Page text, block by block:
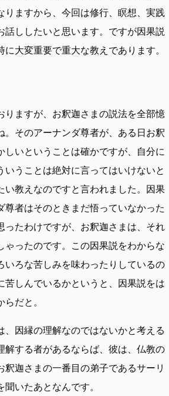
ますから、今回は修行、瞑想、実践
ししたいと思います。ですが因果説
大変重要で重大な教えであります。
ますが、お釈迦さまの説法を全部憶
そのアーナンダ尊者が、ある日お釈
いということは確かですが、自分に
うことは絶対に言ってはいけないと
教えなのですと言われました。因果
者はそのときまだ悟っていなかった
たわけですが、お釈迦さまは、それ
ったのです。この因果説をわからな
ろな苦しみを味わったりしているの
しんでいるかというと、因果説をは
だと。
因縁の理解なのではないかと考える
する者があるならば、彼は、仏教の
迦さまの一番目の弟子であるサーリ
いたあとなんです。